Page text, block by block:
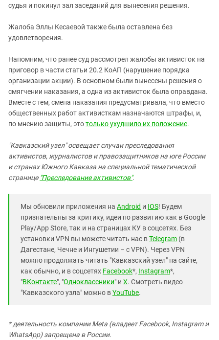
судья и покинул зал заседаний для вынесения решения.
Жалоба Эллы Кесаевой также была оставлена без
удовлетворения.
Напомним, что ранее суд рассмотрел жалобы активисток на
приговор в части статьи 20.2 КоАП (нарушение порядка
организации акции). В основном были вынесены решения о
смягчении наказания, а одна из активисток была оправдана.
Вместе с тем, смена наказания предусматривала, что вместо
общественных работ активисткам назначаются штрафы, и,
по мнению защиты, этотолько ухудшило их положение.
"Кавказский узел"освещает случаи преследования
активистов, журналистов и правозащитников на юге России
и странах Южного Кавказа на специальной тематической
странице "Преследование активистов".
Мы обновили приложения на Android и IOS! Будем
признательны за критику, идеи по развитию как в Google
Play/App Store, так и на страницах КУ в соцсетях. Без
установки VPN вы можете читать нас вTelegram (в
Дагестане, Чечне и Ингушетии – с VPN). Через VPN
можно продолжать читать "Кавказский узел" на сайте,
как обычно, и в соцсетях Facebook*, Instagram*,
"ВКонтакте", "Одноклассники" и X. Смотреть видео
"Кавказского узла" можно вYouTube.
* деятельность компании Meta (владеет Facebook, Instagram и
WhatsApp) запрещена в России.